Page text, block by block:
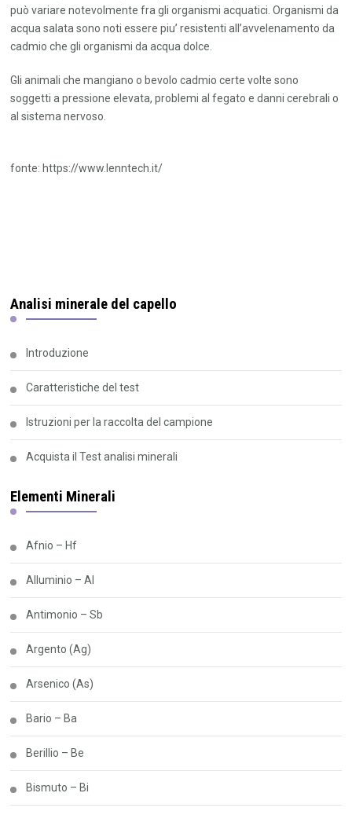
può variare notevolmente fra gli organismi acquatici. Organismi da
acqua salata sono noti essere piu’ resistenti all’avvelenamento da
cadmio che gli organismi da acqua dolce.
Gli animali che mangiano o bevolo cadmio certe volte sono
soggetti a pressione elevata, problemi al fegato e danni cerebrali o
al sistema nervoso.
fonte: https://www.lenntech.it/
Analisi minerale del capello
Introduzione
Caratteristiche del test
Istruzioni per la raccolta del campione
Acquista il Test analisi minerali
Elementi Minerali
Afnio – Hf
Alluminio – Al
Antimonio – Sb
Argento (Ag)
Arsenico (As)
Bario – Ba
Berillio – Be
Bismuto – Bi